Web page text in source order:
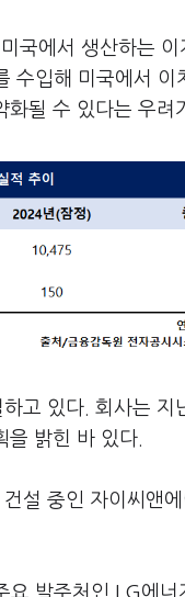
국에서 생산하는
수입해 미국에서
될 수 있다는 우려
고 있다. 회사는 지
밝힌 바 있다.
설 중인 자이씨앤
요 발주처인 LG에